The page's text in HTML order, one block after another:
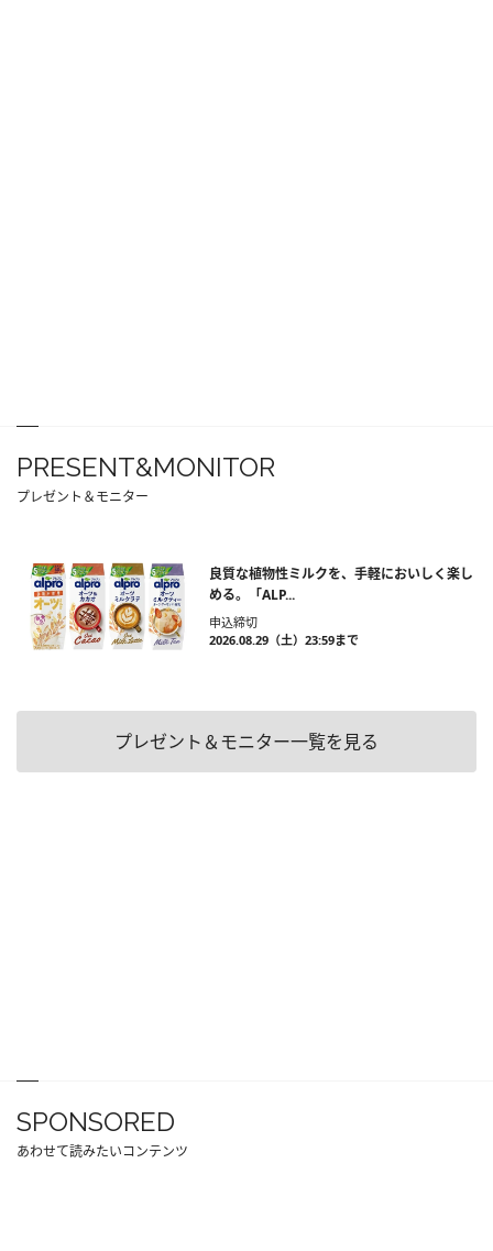
PRESENT&MONITOR
プレゼント＆モニター
良質な植物性ミルクを、手軽においしく楽し
める。「ALP...
申込締切
2026.08.29（土）23:59まで
プレゼント＆モニター一覧を見る
SPONSORED
あわせて読みたいコンテンツ